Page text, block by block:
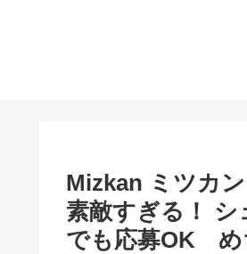
Mizkan ミツカ
素敵すぎる！
でも応募OK め